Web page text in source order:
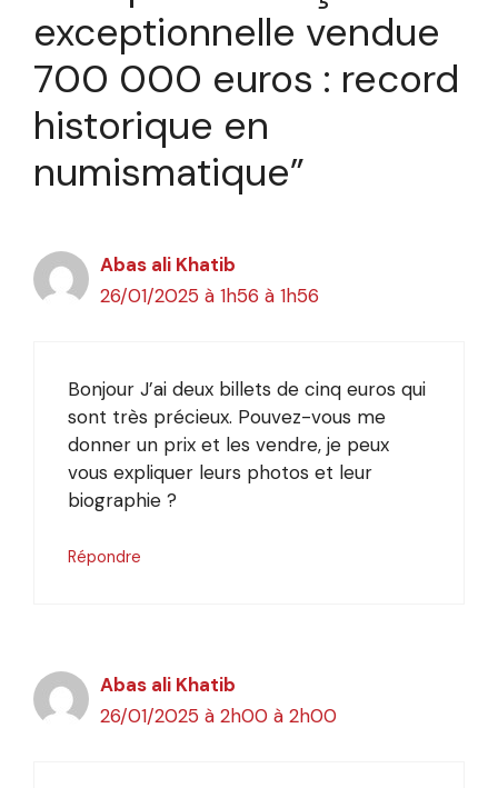
exceptionnelle vendue
700 000 euros : record
historique en
numismatique”
Abas ali Khatib
26/01/2025 à 1h56 à 1h56
Bonjour J’ai deux billets de cinq euros qui
sont très précieux. Pouvez-vous me
donner un prix et les vendre, je peux
vous expliquer leurs photos et leur
biographie ?
Répondre
Abas ali Khatib
26/01/2025 à 2h00 à 2h00